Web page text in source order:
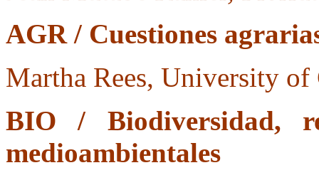
AGR / Cuestiones
Martha Rees, University
BIO / Biodiversidad,
medioambientales